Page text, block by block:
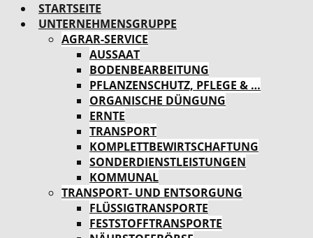
STARTSEITE
UNTERNEHMENSGRUPPE
AGRAR-SERVICE
AUSSAAT
BODENBEARBEITUNG
PFLANZENSCHUTZ, PFLEGE & …
ORGANISCHE DÜNGUNG
ERNTE
TRANSPORT
KOMPLETTBEWIRTSCHAFTUNG
SONDERDIENSTLEISTUNGEN
KOMMUNAL
TRANSPORT- UND ENTSORGUNG
FLÜSSIGTRANSPORTE
FESTSTOFFTRANSPORTE